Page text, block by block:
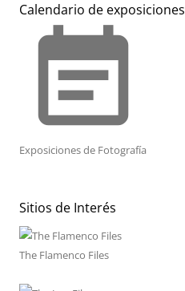
Calendario de exposiciones
event_note
Exposiciones de Fotografía
Sitios de Interés
The Flamenco Files